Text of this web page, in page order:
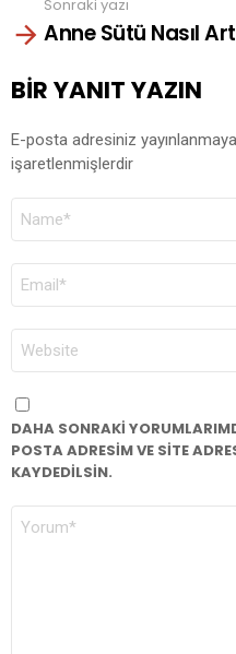
Sonraki yazı
Anne Sütü Nasıl
BIR YANIT YAZIN
E-posta adresiniz
işaretlenmişlerdir
AD
E-
POSTA
İNTERNET
SITESI
DAHA SONRAKI
POSTA ADRESIM VE SITE
KAYDEDILSIN.
YORUM